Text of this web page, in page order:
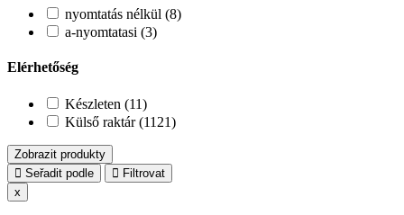
nyomtatás nélkül (8)
a-nyomtatasi (3)
Elérhetőség
Készleten (11)
Külső raktár (1121)
Zobrazit produkty
Seřadit podle
Filtrovat
x